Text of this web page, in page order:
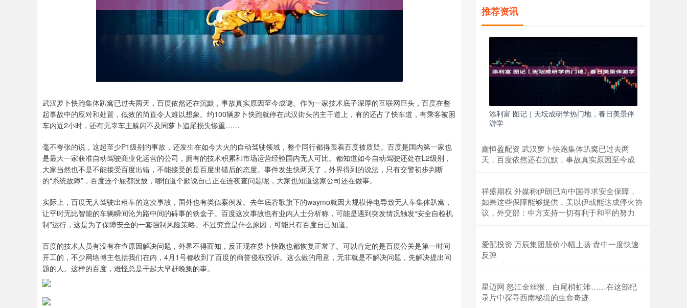
武汉萝卜快跑集体趴窝已过去两天，百度依然还在沉默，事故真实原因至今成谜。作为一家技术底子深厚的互联网巨头，百度在整
起事故中的应对和处置，低效的简直令人难以想象。约100辆萝卜快跑就停在武汉街头的主干道上，有的还占了快车道，有乘客被困
车内近2小时，还有无辜车主躲闪不及同萝卜追尾损失惨重……
毫不夸张的说，这起至少P1级别的事故，还发生在如今大火的自动驾驶领域，整个同行都得跟着百度被质疑。百度是国内第一家也
是最大一家获准自动驾驶商业化运营的公司，拥有的技术积累和市场运营经验国内无人可比。都知道如今自动驾驶还处在L2级别，
大家当然也不是不能接受百度出错，不能接受的是百度出错后的态度。事件发生快两天了，外界得到的说法，只有交警初步判断
的“系统故障”，百度连个屁都没放，哪怕道个歉说自己正在连夜查问题呢，大家也知道这家公司还在做事。
实际上，百度无人驾驶出租车的这次事故，国外也有类似案例发。去年底谷歌旗下的waymo就因大规模停电导致无人车集体趴窝，
让平时无比智能的车辆瞬间沦为路中间的碍事的铁盒子。百度这次事故也有业内人士分析称，可能是遇到突发情况触发“安全自检机
制”运行，这是为了保障安全的一套强制风险策略。不过究竟是什么原因，可能只有百度自己知道。
百度的技术人员有没有在查原因解决问题，外界不得而知，反正现在萝卜快跑也都恢复正常了。可以肯定的是百度公关是第一时间
开工的，不少网络博主包括我们在内，4月1号都收到了百度的商誉侵权投诉。这么做的用意，无非就是不解决问题，先解决提出问
题的人。这样的百度，难怪总是干起大早赶晚集的事。
推荐资讯
添利富 图记｜天坛成研学热门地，春日美景伴
游学
鑫恒盈配资 武汉萝卜快跑集体趴窝已过去两
天，百度依然还在沉默，事故真实原因至今成
祥盛期权 外媒称伊朗已向中国寻求安全保障，
如果这些保障能够提供，美以伊或能达成停火协
议，外交部：中方支持一切有利于和平的努力
爱配投资 万辰集团股价小幅上扬 盘中一度快速
反弹
星迈网 怒江金丝猴、白尾梢虹雉……在这部纪
录片中探寻西南秘境的生命奇迹